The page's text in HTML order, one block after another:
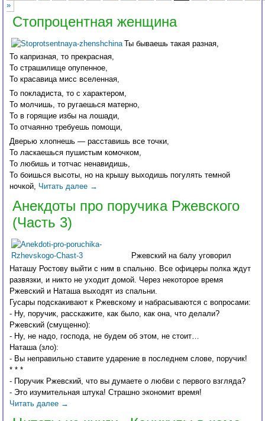
»
Стопроцентная женщина
Ты бываешь такая разная,
То капризная, то прекрасная,
То страшилище опупенное,
То красавица мисс вселенная,
То покладиста, то с характером,
То молчишь, то ругаешься матерно,
То в горящие избы на лошади,
То отчаянно требуешь помощи,
Дверью хлопнешь — расставишь все точки,
То ласкаешься пушистым комочком,
То любишь и тотчас ненавидишь,
То боишься высоты, но на крышу выходишь погулять темной
ночкой, Читать далее →
Анекдоты про поручика Ржевского
(Часть 3)
Ржевский на балу уговорил
Наташу Ростову выйти с ним в спальню. Все офицеры полка ждут
развязки, и никто не уходит домой. Через некоторое время
Ржевский и Наташа выходят из спальни.
Гусары подскакивают к Ржевскому и набрасываются с вопросами:
- Ну, поручик, расскажите, как было, как она, что делали?
Ржевский (смущенно):
- Ну, не надо, господа, не будем об этом, не стоит…
Наташа (зло):
- Вы неправильно ставите ударение в последнем слове, поручик!
* * *
- Поручик Ржевский, что вы думаете о любви с первого взгляда?
- Это изумительная штука! Страшно экономит время!
Читать далее →